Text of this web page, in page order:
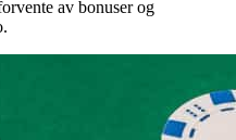
av bonuser og